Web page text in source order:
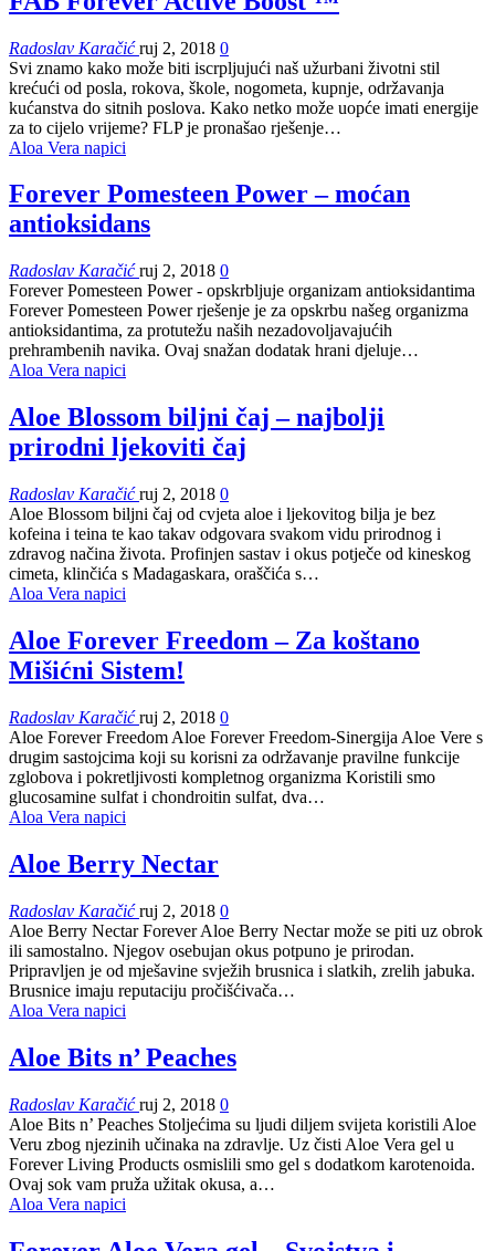
Radoslav Karačićruj 2, 2018 0
Svi znamo kako može biti iscrpljujući naš užurbani životni stil
krećući od posla, rokova, škole, nogometa, kupnje, održavanja
kućanstva do sitnih poslova. Kako netko može uopće imati energije
za to cijelo vrijeme? FLP je pronašao rješenje…
Aloa Vera napici
Forever Pomesteen Power – moćan
antioksidans
Radoslav Karačićruj 2, 2018 0
Forever Pomesteen Power - opskrbljuje organizam antioksidantima
Forever Pomesteen Power rješenje je za opskrbu našeg organizma
antioksidantima, za protutežu naših nezadovoljavajućih
prehrambenih navika. Ovaj snažan dodatak hrani djeluje…
Aloa Vera napici
Aloe Blossom biljni čaj – najbolji
prirodni ljekoviti čaj
Radoslav Karačićruj 2, 2018 0
Aloe Blossom biljni čaj od cvjeta aloe i ljekovitog bilja je bez
kofeina i teina te kao takav odgovara svakom vidu prirodnog i
zdravog načina života. Profinjen sastav i okus potječe od kineskog
cimeta, klinčića s Madagaskara, oraščića s…
Aloa Vera napici
Aloe Forever Freedom – Za koštano
Mišićni Sistem!
Radoslav Karačićruj 2, 2018 0
Aloe Forever Freedom Aloe Forever Freedom-Sinergija Aloe Vere s
drugim sastojcima koji su korisni za održavanje pravilne funkcije
zglobova i pokretljivosti kompletnog organizma Koristili smo
glucosamine sulfat i chondroitin sulfat, dva…
Aloa Vera napici
Aloe Berry Nectar
Radoslav Karačićruj 2, 2018 0
Aloe Berry Nectar Forever Aloe Berry Nectar može se piti uz obrok
ili samostalno. Njegov osebujan okus potpuno je prirodan.
Pripravljen je od mješavine svježih brusnica i slatkih, zrelih jabuka.
Brusnice imaju reputaciju pročišćivača…
Aloa Vera napici
Aloe Bits n’ Peaches
Radoslav Karačićruj 2, 2018 0
Aloe Bits n’ Peaches Stoljećima su ljudi diljem svijeta koristili Aloe
Veru zbog njezinih učinaka na zdravlje. Uz čisti Aloe Vera gel u
Forever Living Products osmislili smo gel s dodatkom karotenoida.
Ovaj sok vam pruža užitak okusa, a…
Aloa Vera napici